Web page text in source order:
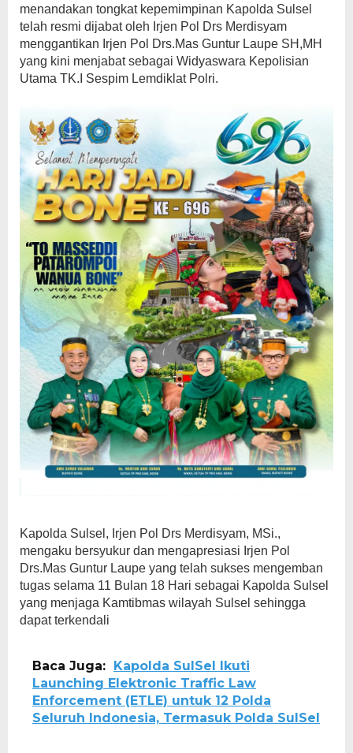
menandakan tongkat kepemimpinan Kapolda Sulsel
telah resmi dijabat oleh Irjen Pol Drs Merdisyam
menggantikan Irjen Pol Drs.Mas Guntur Laupe SH,MH
yang kini menjabat sebagai Widyaswara Kepolisian
Utama TK.I Sespim Lemdiklat Polri.
Kapolda Sulsel, Irjen Pol Drs Merdisyam, MSi.,
mengaku bersyukur dan mengapresiasi Irjen Pol
Drs.Mas Guntur Laupe yang telah sukses mengemban
tugas selama 11 Bulan 18 Hari sebagai Kapolda Sulsel
yang menjaga Kamtibmas wilayah Sulsel sehingga
dapat terkendali
Baca Juga:
Kapolda SulSel Ikuti
Launching Elektronic Traffic Law
Enforcement (ETLE) untuk 12 Polda
Seluruh Indonesia, Termasuk Polda SulSel